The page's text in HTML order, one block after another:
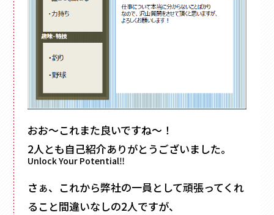
おお～これまた良いですね～！
2人とも自己紹介ありがとうございました。
Unlock Your Potential‼
さぁ、これから弊社の一員として頑張ってくれ
ること間違いなしの2人ですが、